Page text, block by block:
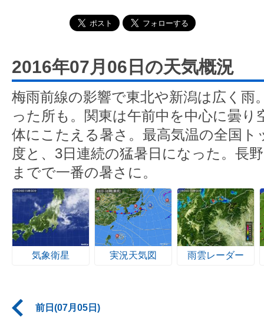
2016年07月06日の天気概況
梅雨前線の影響で東北や新潟は広く雨
った所も。関東は午前中を中心に曇り
体にこたえる暑さ。最高気温の全国ト
度と、3日連続の猛暑日になった。長
までで一番の暑さに。
気象衛星 実況天気図 雨雲レーダー
前日(07月05日)